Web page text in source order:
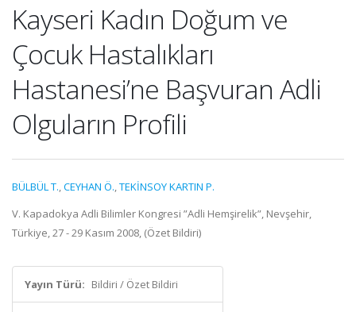
Kayseri Kadın Doğum ve
Çocuk Hastalıkları
Hastanesi’ne Başvuran Adli
Olguların Profili
BÜLBÜL T.,CEYHAN Ö.,TEKİNSOY KARTIN P.
V. Kapadokya Adli Bilimler Kongresi ”Adli Hemşirelik”, Nevşehir,
Türkiye, 27 - 29 Kasım 2008, (Özet Bildiri)
Yayın Türü: Bildiri / Özet Bildiri